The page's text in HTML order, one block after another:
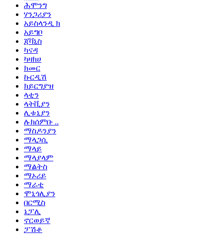
ሕሞንግ
ሃንጋሪያን
አይስላንዲ ክ
አይግቦ
ጃቫኒስ
ካናዳ
ካዛክሀ
ክመር
ኩርዲሽ
ክይርግያዝ
ላቲን
ላትቪያን
ሊቱኒያን
ሉክሰምቡ ..
ማስዶንያን
ማላጋሲ
ማላይ
ማላያላም
ማልትስ
ማኦሪይ
ማራቲ
ሞኒጎሊያን
በርሚስ
ኔፓሊ
ኖርወይኛ
ፓሽቶ